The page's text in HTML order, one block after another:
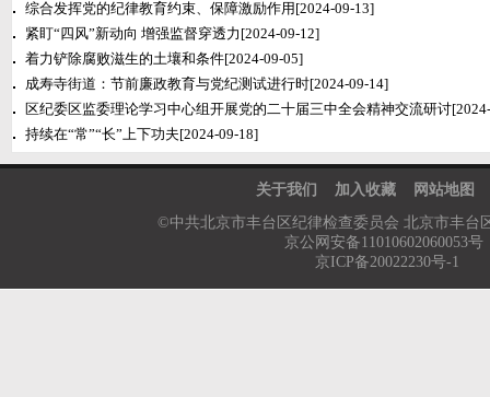
综合发挥党的纪律教育约束、保障激励作用 [2024-09-13]
紧盯“四风”新动向 增强监督穿透力 [2024-09-12]
着力铲除腐败滋生的土壤和条件[2024-09-05]
成寿寺街道：节前廉政教育与党纪测试进行时[2024-09-14]
区纪委区监委理论学习中心组开展党的二十届三中全会精神交流研讨
持续在“常”“长”上下功夫[2024-09-18]